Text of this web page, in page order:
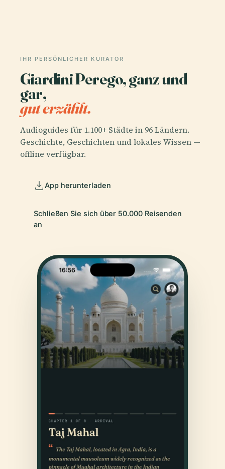
IHR PERSÖNLICHER KURATOR
Giardini Perego, ganz und
gar,
gut erzählt.
Audioguides für 1.100+ Städte in 96 Ländern.
Geschichte, Geschichten und lokales Wissen —
offline verfügbar.
App herunterladen
Schließen Sie sich über 50.000 Reisenden
an